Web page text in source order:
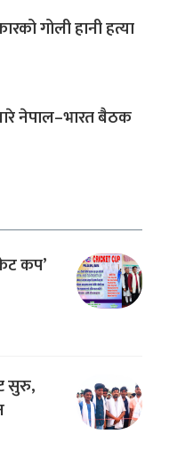
गोली हानी हत्या
नेपाल–भारत बैठक
कप’
सुरु,